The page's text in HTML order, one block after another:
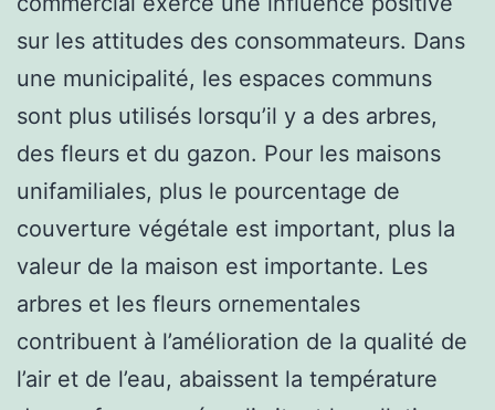
sur les attitudes des consommateurs. Dans
une municipalité, les espaces communs
sont plus utilisés lorsqu’il y a des arbres,
des fleurs et du gazon. Pour les maisons
unifamiliales, plus le pourcentage de
couverture végétale est important, plus la
valeur de la maison est importante. Les
arbres et les fleurs ornementales
contribuent à l’amélioration de la qualité de
l’air et de l’eau, abaissent la température